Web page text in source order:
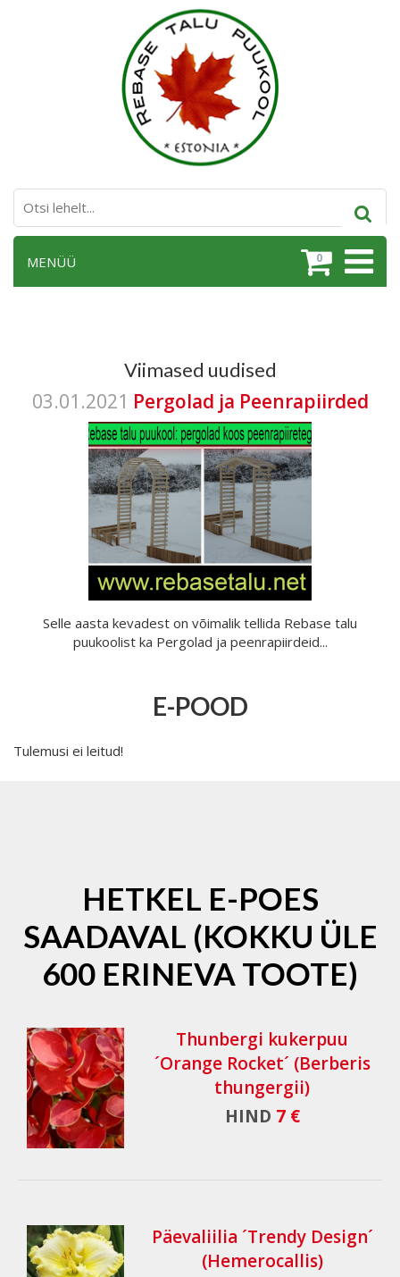
0
MENÜÜ
Viimased uudised
03.01.2021 Pergolad ja Peenrapiirded
Selle aasta kevadest on võimalik tellida Rebase talu
puukoolist ka Pergolad ja peenrapiirdeid...
E-POOD
Tulemusi ei leitud!
HETKEL E-POES
SAADAVAL (KOKKU ÜLE
600 ERINEVA TOOTE)
Thunbergi kukerpuu
´Orange Rocket´ (Berberis
thungergii)
HIND 7 €
Päevaliilia ´Trendy Design´
(Hemerocallis)